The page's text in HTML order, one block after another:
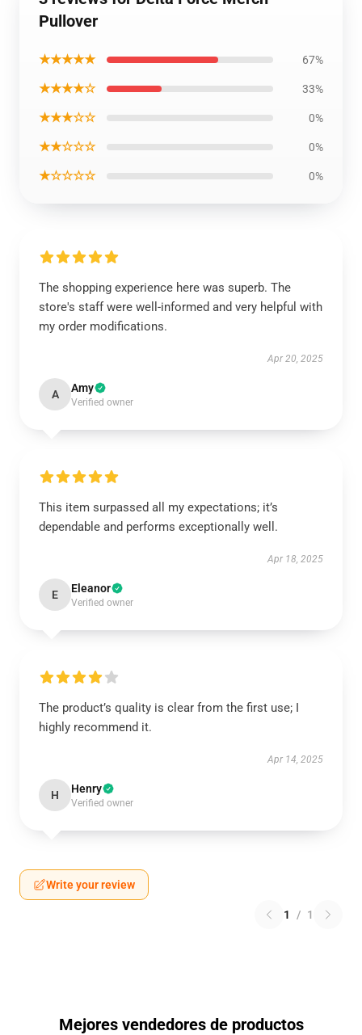
Pullover
★★★★★ 67%
★★★★☆ 33%
★★★☆☆ 0%
★★☆☆☆ 0%
★☆☆☆☆ 0%
The shopping experience here was superb. The
store's staff were well-informed and very helpful with
my order modifications.
Apr 20, 2025
A Amy
Verified owner
This item surpassed all my expectations; it’s
dependable and performs exceptionally well.
Apr 18, 2025
E Eleanor
Verified owner
The product’s quality is clear from the first use; I
highly recommend it.
Apr 14, 2025
H Henry
Verified owner
Write your review
1 / 1
Mejores vendedores de productos